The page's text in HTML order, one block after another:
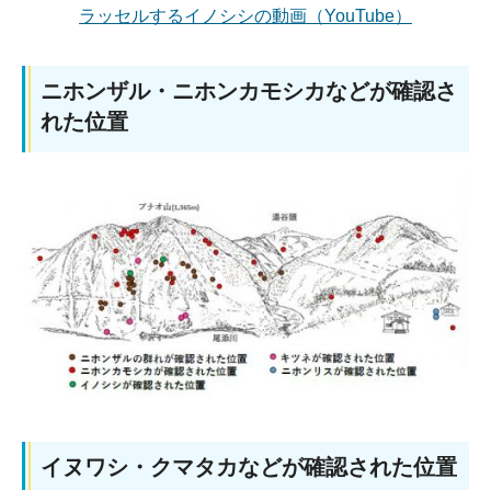
ラッセルするイノシシの動画（YouTube）
ニホンザル・ニホンカモシカなどが確認さ
れた位置
イヌワシ・クマタカなどが確認された位置